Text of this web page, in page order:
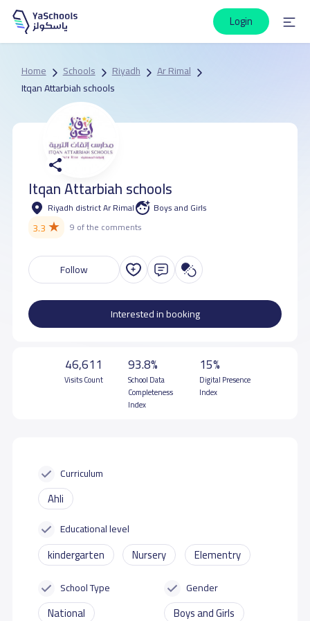
Login
Home Schools Riyadh
Ar Rimal
Itqan Attarbiah schools
Itqan Attarbiah schools
Riyadh district Ar Rimal Boys and Girls
3.3★ 9 of the comments
Follow
Interested in booking
46,611
Visits Count
93.8%
School Data
Completeness
Index
15%
Digital Presence
Index
Curriculum
Ahli
Educational level
kindergarten Nursery Elementry
School Type
National
Gender
Boys and Girls